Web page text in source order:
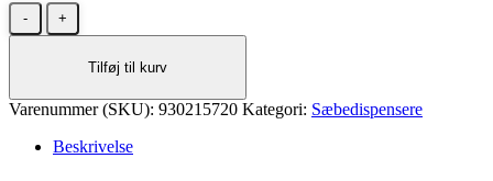
Blanco
Lato
antal
Tilføj til kurv
Varenummer (SKU): 930215720 Kategori: Sæbedispensere
Beskrivelse